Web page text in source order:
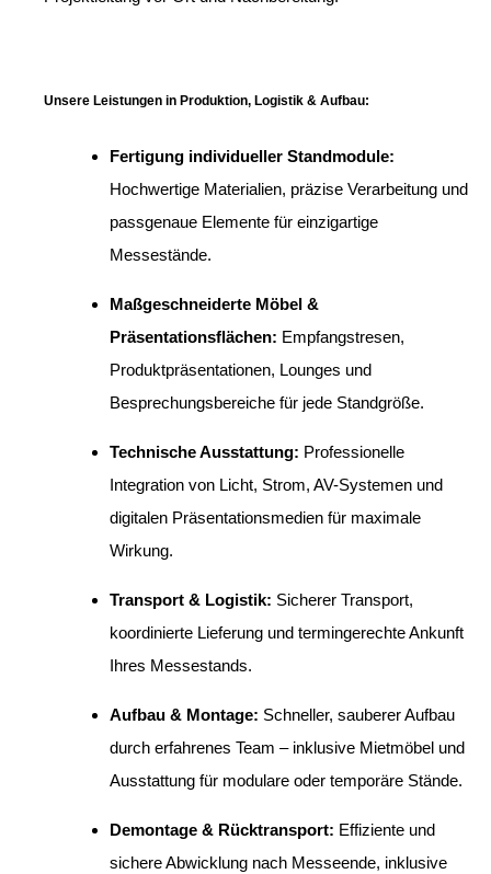
Unsere Leistungen in Produktion, Logistik & Aufbau:
Fertigung individueller Standmodule:
Hochwertige Materialien, präzise Verarbeitung und
passgenaue Elemente für einzigartige
Messestände.
Maßgeschneiderte Möbel &
Präsentationsflächen: Empfangstresen,
Produktpräsentationen, Lounges und
Besprechungsbereiche für jede Standgröße.
Technische Ausstattung: Professionelle
Integration von Licht, Strom, AV-Systemen und
digitalen Präsentationsmedien für maximale
Wirkung.
Transport & Logistik: Sicherer Transport,
koordinierte Lieferung und termingerechte Ankunft
Ihres Messestands.
Aufbau & Montage: Schneller, sauberer Aufbau
durch erfahrenes Team – inklusive Mietmöbel und
Ausstattung für modulare oder temporäre Stände.
Demontage & Rücktransport: Effiziente und
sichere Abwicklung nach Messeende, inklusive